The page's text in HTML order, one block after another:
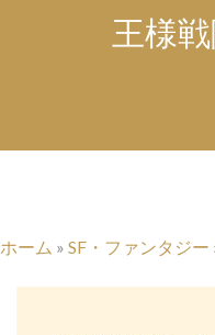
王様
ホーム » SF・ファンタジー